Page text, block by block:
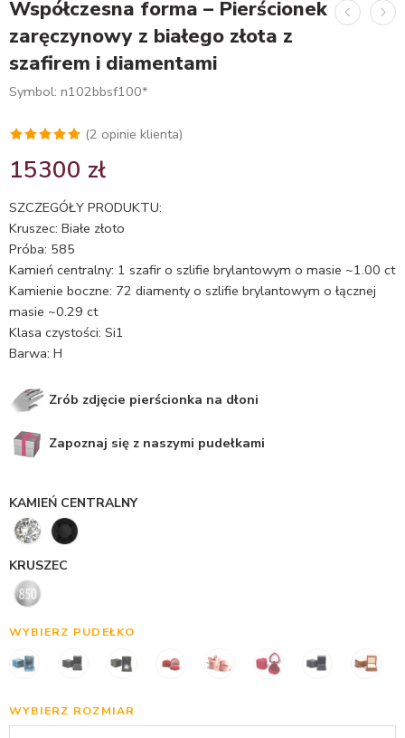
Współczesna forma – Pierścionek
zaręczynowy z białego złota z
szafirem i diamentami
Symbol: n102bbsf100*
5.00na 5
ocen
klientów
(2 opinie klienta)
15300 zł
SZCZEGÓŁY PRODUKTU:
Kruszec: Białe złoto
Próba: 585
Kamień centralny: 1 szafir o szlifie brylantowym o masie ~1.00 ct
Kamienie boczne: 72 diamenty o szlifie brylantowym o łącznej
masie ~0.29 ct
Klasa czystości: Si1
Barwa: H
Zrób zdjęcie pierścionka na dłoni
Zapoznaj się z naszymi pudełkami
KAMIEŃ CENTRALNY
KRUSZEC
WYBIERZ PUDEŁKO
WYBIERZ ROZMIAR